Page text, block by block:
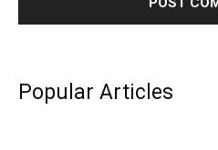
Popular Articles